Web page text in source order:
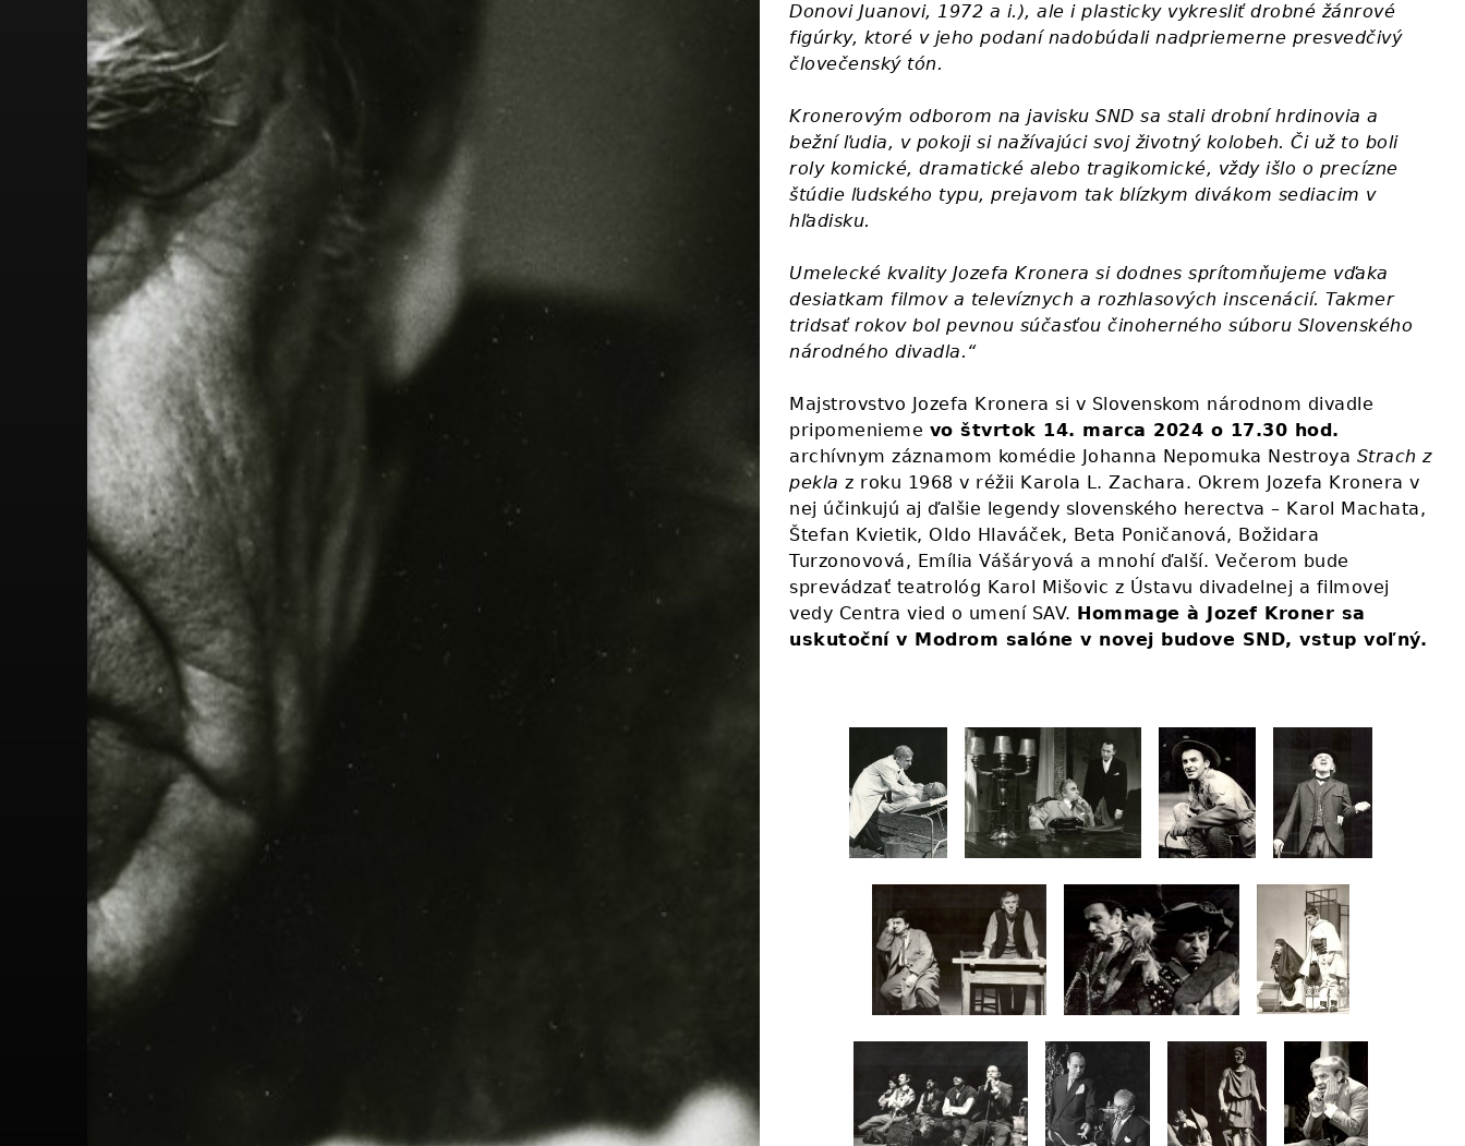
Donovi Juanovi, 1972 a i.), ale i plasticky vykresliť drobné žánrové
figúrky, ktoré v jeho podaní nadobúdali nadpriemerne presvedčivý
človečenský tón.
Kronerovým odborom na javisku SND sa stali drobní hrdinovia a
bežní ľudia, v pokoji si nažívajúci svoj životný kolobeh. Či už to boli
roly komické, dramatické alebo tragikomické, vždy išlo o precízne
štúdie ľudského typu, prejavom tak blízkym divákom sediacim v
hľadisku.
Umelecké kvality Jozefa Kronera si dodnes sprítomňujeme vďaka
desiatkam filmov a televíznych a rozhlasových inscenácií. Takmer
tridsať rokov bol pevnou súčasťou činoherného súboru Slovenského
národného divadla.“
Majstrovstvo Jozefa Kronera si v Slovenskom národnom divadle
pripomenieme vo štvrtok 14. marca 2024 o 17.30 hod.
archívnym záznamom komédie Johanna Nepomuka Nestroya Strach z
peklaz roku 1968 v réžii Karola L. Zachara. Okrem Jozefa Kronera v
nej účinkujú aj ďalšie legendy slovenského herectva – Karol Machata,
Štefan Kvietik, Oldo Hlaváček, Beta Poničanová, Božidara
Turzonovová, Emília Vášáryová a mnohí ďalší. Večerom bude
sprevádzať teatrológ Karol Mišovic z Ústavu divadelnej a filmovej
vedy Centra vied o umení SAV. Hommage à Jozef Kroner sa
uskutoční v Modrom salóne v novej budove SND, vstup voľný.